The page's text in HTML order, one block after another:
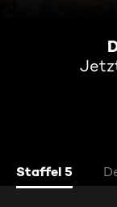
Staffel 5